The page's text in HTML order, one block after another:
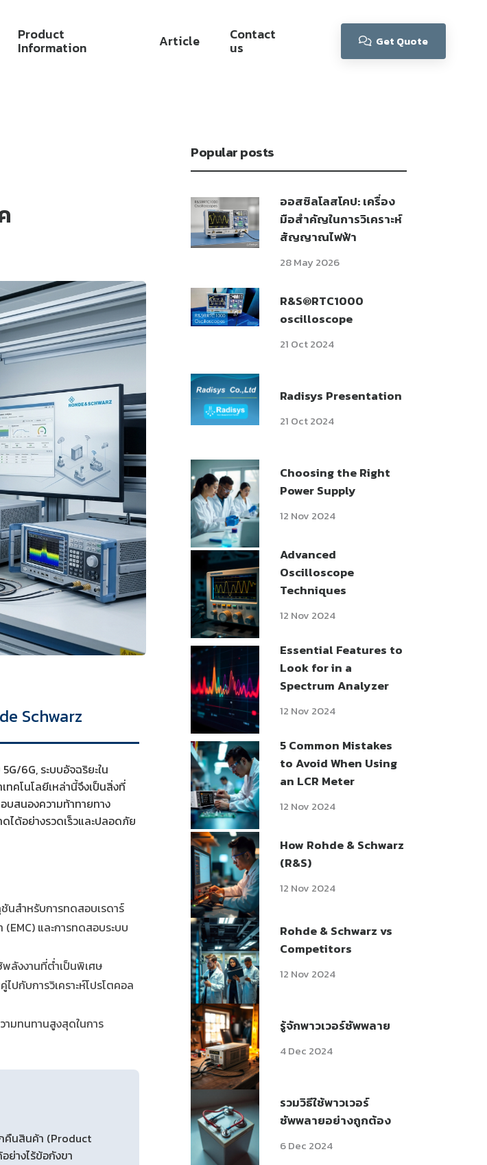
Product
Information Article Contact
us Get Quote
Schwarz
6G, ระบบอัจฉริยะใน
คโนโลยีเหล่านี้จึงเป็นสิ่งที่
สนองความท้าทายทาง
ด้อย่างรวดเร็วและปลอดภัย
นสำหรับการทดสอบเรดาร์
และการทดสอบระบบ
พลังงานที่ต่ำเป็นพิเศษ
กับการวิเคราะห์โปรโตคอล
ามทนทานสูงสุดในการ
คืนสินค้า (Product
ย่างไร้ข้อกังขา
Popular posts
ออสซิลโลสโคป: เครื่อง
มือสำคัญในการวิเคราะห์
สัญญาณไฟฟ้า
28 May 2026
R&S®RTC1000
oscilloscope
21 Oct 2024
Radisys Presentation
21 Oct 2024
Choosing the Right
Power Supply
12 Nov 2024
Advanced
Oscilloscope
Techniques
12 Nov 2024
Essential Features to
Look for in a
Spectrum Analyzer
12 Nov 2024
5 Common Mistakes
to Avoid When Using
an LCR Meter
12 Nov 2024
How Rohde & Schwarz
(R&S)
12 Nov 2024
Rohde & Schwarz vs
Competitors
12 Nov 2024
รู้จักพาวเวอร์ซัพพลาย
4 Dec 2024
รวมวิธีใช้พาวเวอร์
ซัพพลายอย่างถูกต้อง
6 Dec 2024